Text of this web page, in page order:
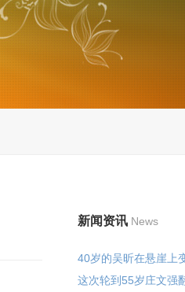
新闻资讯 News
40岁的吴昕在悬崖上